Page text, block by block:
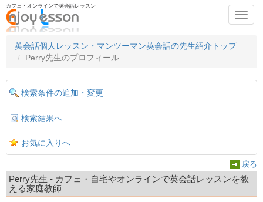
カフェ・オンラインで英会話レッスン
英会話個人レッスン・マンツーマン英会話の先生紹介トップ
Perry先生のプロフィール
検索条件の追加・変更
検索結果へ
お気に入りへ
戻る
Perry先生 - カフェ・自宅やオンラインで英会話レッスンを教
える家庭教師